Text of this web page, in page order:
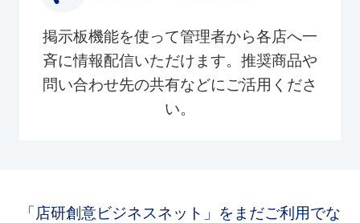
掲示板機能を使って管理者から各店へ一
斉に情報配信いただけます。推奨商品や
問い合わせ先の共有などにご活用くださ
い。
「店研創意ビジネスネット」をまだご利用でな